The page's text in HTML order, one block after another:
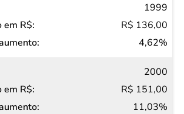
1999
R$ 136,00
4,62%
2000
R$ 151,00
11,03%